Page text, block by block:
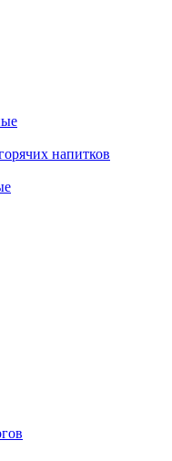
напитков